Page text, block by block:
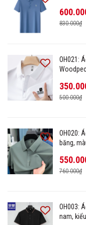
830.000₫
OH021:
500.000₫
OH020:
băng,
760.000₫
OH003:
nam,